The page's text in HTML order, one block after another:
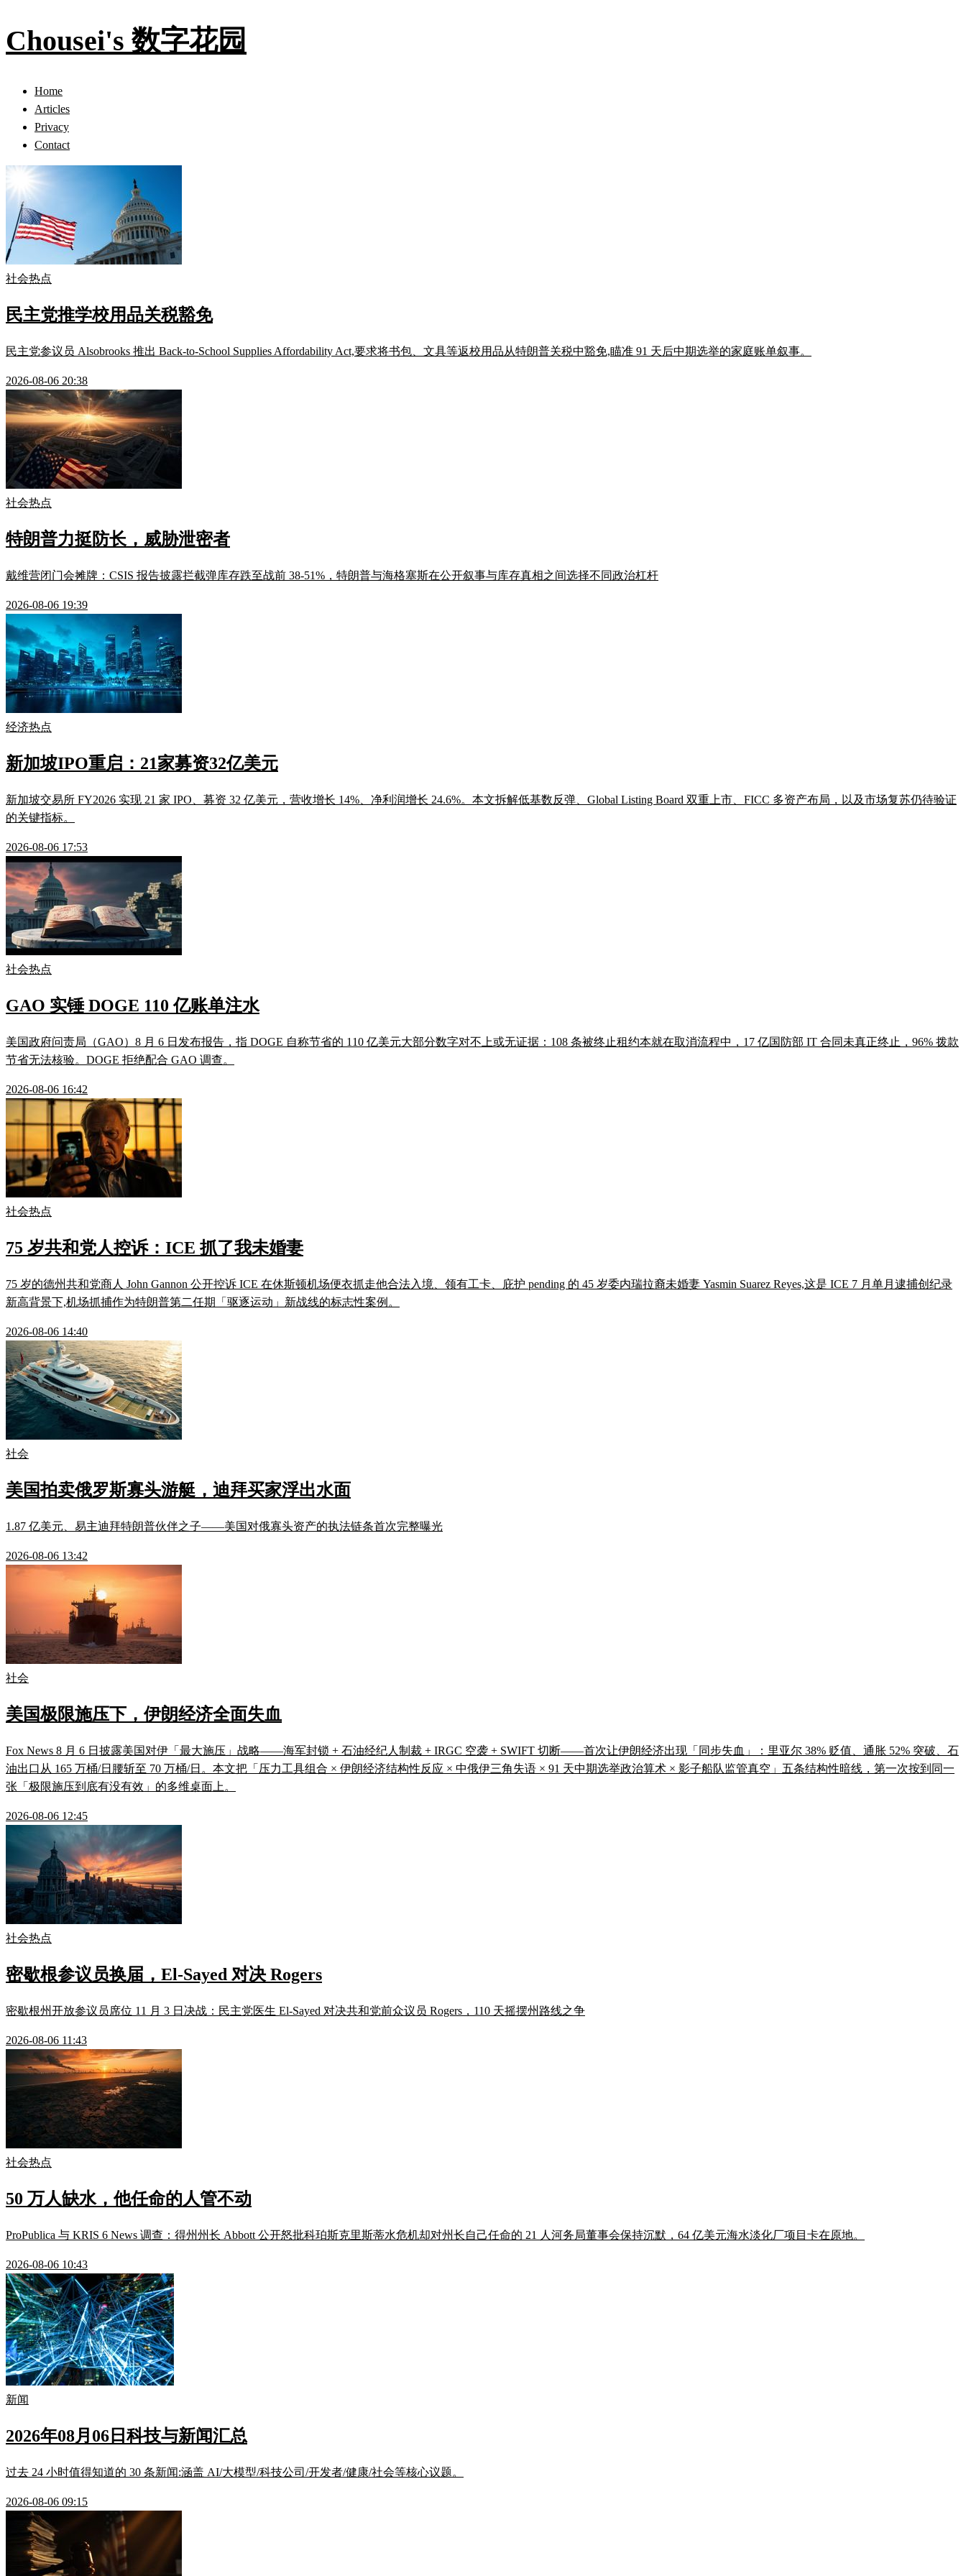
Chousei's 数字花园
Home
Articles
Privacy
Contact
社会热点
民主党推学校用品关税豁免
民主党参议员 Alsobrooks 推出 Back-to-School Supplies Affordability Act,要求将书包、文具等返校用品从特朗普关税中豁免,瞄准 91 天后中期选举的家庭账单叙事。
2026-08-06 20:38
社会热点
特朗普力挺防长，威胁泄密者
戴维营闭门会摊牌：CSIS 报告披露拦截弹库存跌至战前 38-51%，特朗普与海格塞斯在公开叙事与库存真相之间选择不同政治杠杆
2026-08-06 19:39
经济热点
新加坡IPO重启：21家募资32亿美元
新加坡交易所 FY2026 实现 21 家 IPO、募资 32 亿美元，营收增长 14%、净利润增长 24.6%。本文拆解低基数反弹、Global Listing Board 双重上市、FICC 多资产布局，以及市场复苏仍待验证
的关键指标。
2026-08-06 17:53
社会热点
GAO 实锤 DOGE 110 亿账单注水
美国政府问责局（GAO）8 月 6 日发布报告，指 DOGE 自称节省的 110 亿美元大部分数字对不上或无证据：108 条被终止租约本就在取消流程中，17 亿国防部 IT 合同未真正终止，96% 拨款
节省无法核验。DOGE 拒绝配合 GAO 调查。
2026-08-06 16:42
社会热点
75 岁共和党人控诉：ICE 抓了我未婚妻
75 岁的德州共和党商人 John Gannon 公开控诉 ICE 在休斯顿机场便衣抓走他合法入境、领有工卡、庇护 pending 的 45 岁委内瑞拉裔未婚妻 Yasmin Suarez Reyes,这是 ICE 7 月单月逮捕创纪录
新高背景下,机场抓捕作为特朗普第二任期「驱逐运动」新战线的标志性案例。
2026-08-06 14:40
社会
美国拍卖俄罗斯寡头游艇，迪拜买家浮出水面
1.87 亿美元、易主迪拜特朗普伙伴之子——美国对俄寡头资产的执法链条首次完整曝光
2026-08-06 13:42
社会
美国极限施压下，伊朗经济全面失血
Fox News 8 月 6 日披露美国对伊「最大施压」战略——海军封锁 + 石油经纪人制裁 + IRGC 空袭 + SWIFT 切断——首次让伊朗经济出现「同步失血」：里亚尔 38% 贬值、通胀 52% 突破、石
油出口从 165 万桶/日腰斩至 70 万桶/日。本文把「压力工具组合 × 伊朗经济结构性反应 × 中俄伊三角失语 × 91 天中期选举政治算术 × 影子船队监管真空」五条结构性暗线，第一次按到同一
张「极限施压到底有没有效」的多维桌面上。
2026-08-06 12:45
社会热点
密歇根参议员换届，El-Sayed 对决 Rogers
密歇根州开放参议员席位 11 月 3 日决战：民主党医生 El-Sayed 对决共和党前众议员 Rogers，110 天摇摆州路线之争
2026-08-06 11:43
社会热点
50 万人缺水，他任命的人管不动
ProPublica 与 KRIS 6 News 调查：得州州长 Abbott 公开怒批科珀斯克里斯蒂水危机却对州长自己任命的 21 人河务局董事会保持沉默，64 亿美元海水淡化厂项目卡在原地。
2026-08-06 10:43
新闻
2026年08月06日科技与新闻汇总
过去 24 小时值得知道的 30 条新闻:涵盖 AI/大模型/科技公司/开发者/健康/社会等核心议题。
2026-08-06 09:15